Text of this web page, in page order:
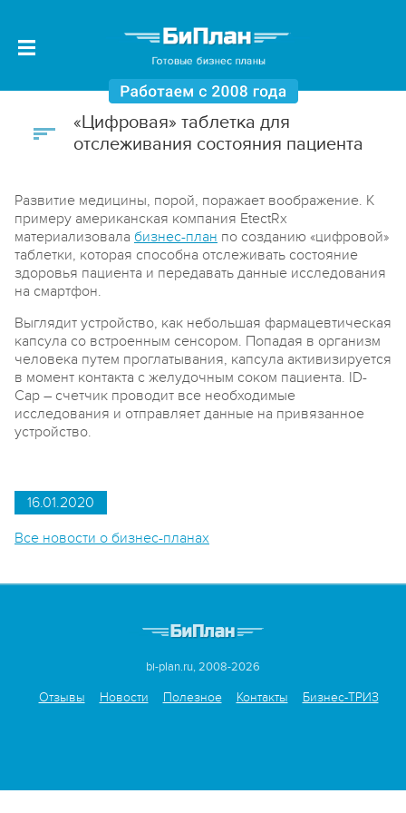
«Цифровая» таблетка для
отслеживания состояния пациента
Развитие медицины, порой, поражает воображение. К
примеру американская компания EtectRx
материализовала бизнес-план по созданию «цифровой»
таблетки, которая способна отслеживать состояние
здоровья пациента и передавать данные исследования
на смартфон.
Выглядит устройство, как небольшая фармацевтическая
капсула со встроенным сенсором. Попадая в организм
человека путем проглатывания, капсула активизируется
в момент контакта с желудочным соком пациента. ID-
Cap – счетчик проводит все необходимые
исследования и отправляет данные на привязанное
устройство.
16.01.2020
Все новости о бизнес-планах
bi-plan.ru, 2008-2026
Отзывы Новости Полезное Контакты Бизнес-ТРИЗ